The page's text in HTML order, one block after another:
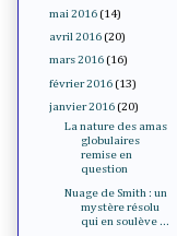
mai 2016 (14)
avril 2016 (20)
mars 2016 (16)
février 2016 (13)
janvier 2016 (20)
La nature des amas
globulaires
remise en
question
Nuage de Smith : un
mystère résolu
qui en soulève ...